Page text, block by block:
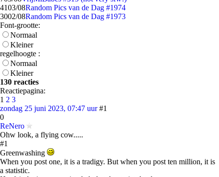
4103/08Random Pics van de Dag #1974
3002/08Random Pics van de Dag #1973
Font-grootte:
Normaal
Kleiner
regelhoogte :
Normaal
Kleiner
130 reacties
Reactiepagina:
1 2 3
zondag 25 juni 2023, 07:47 uur #1
0
ReNero
Ohw look, a flying cow.....
#1
Greenwashing
When you post one, it is a tradigy. But when you post ten million, it is
a statistic.